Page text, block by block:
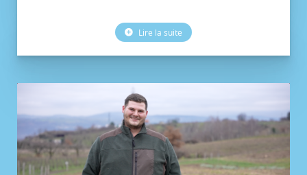
Lire la suite